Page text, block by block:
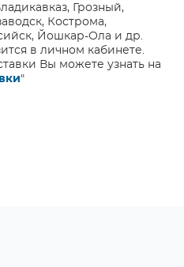
Грозный,
Кострома,
Йошкар-Ола и др.
в личном кабинете.
Вы можете узнать на
"